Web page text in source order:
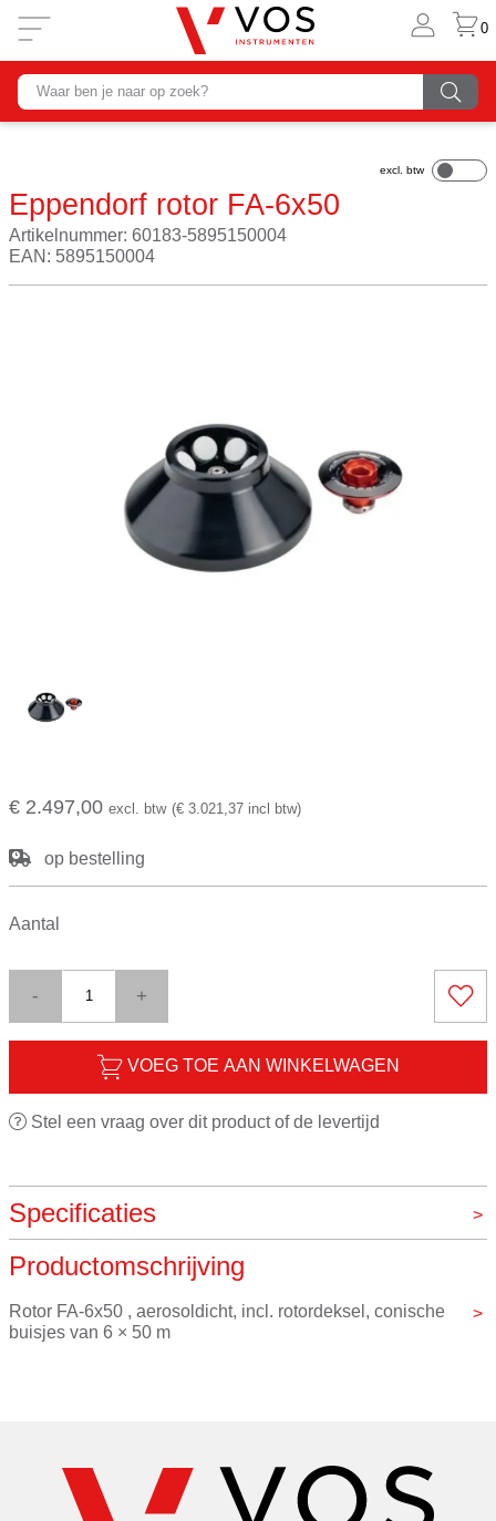
0
Eppendorf rotor FA-6x50
Artikelnummer: 60183-5895150004
EAN: 5895150004
€ 2.497,00 excl. btw (€ 3.021,37 incl btw)
op bestelling
Aantal
- +
VOEG TOE AAN WINKELWAGEN
Stel een vraag over dit product of de levertijd
Specificaties
Merk
Productomschrijving
Rotor FA-6x50 , aerosoldicht, incl. rotordeksel, conische
buisjes van 6 × 50 m
Eppendorf QuickLock ® rotordeksel voor snelle
dekselvergrendeling